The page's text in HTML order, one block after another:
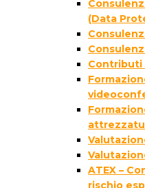
(Data
Contributi
ATEX –
rischio